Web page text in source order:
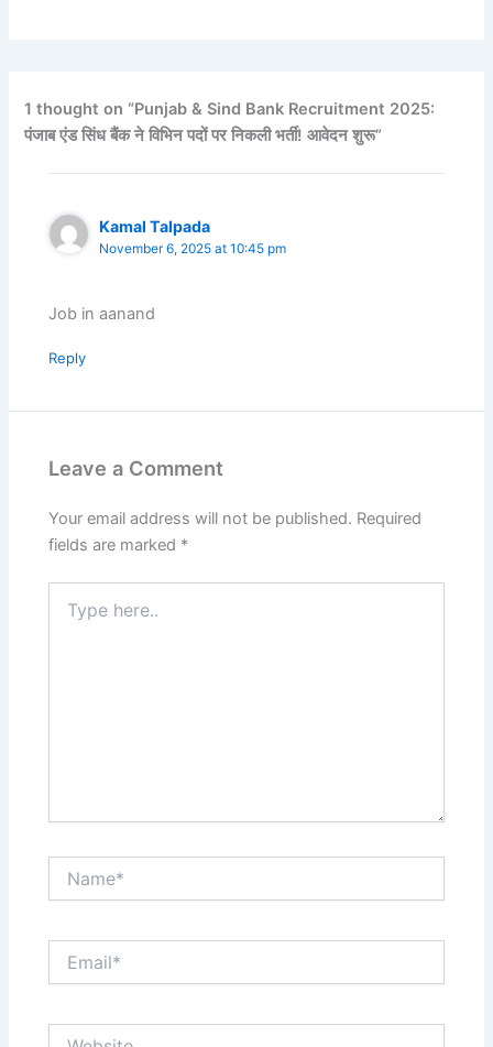
1 thought on “Punjab & Sind Bank Recruitment 2025:
पंजाब एंड सिंध बैंक ने विभिन पदों पर निकली भर्ती! आवेदन शुरू”
Kamal Talpada
November 6, 2025 at 10:45 pm
Job in aanand
Reply
Leave a Comment
Your email address will not be published. Required
fields are marked *
here..